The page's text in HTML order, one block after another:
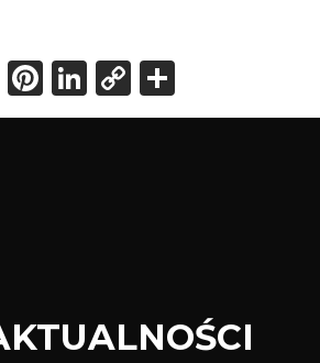
Twitter
Pinterest
LinkedIn
Copy
Link